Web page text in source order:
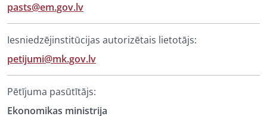
pasts@em.gov.lv
Iesniedzējinstitūcijas autorizētais lietotājs:
petijumi@mk.gov.lv
Pētījuma pasūtītājs:
Ekonomikas ministrija